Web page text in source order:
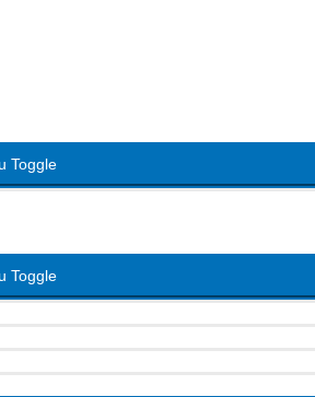
Toggle
Toggle